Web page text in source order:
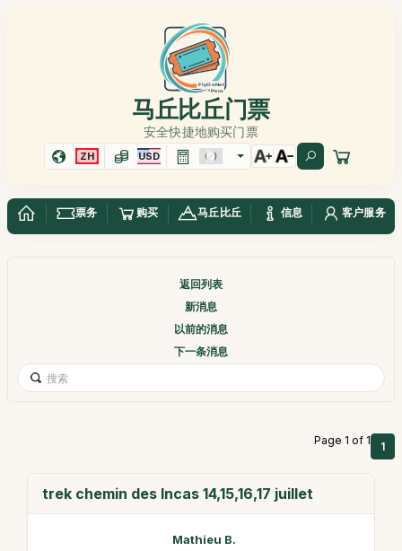
马丘比丘门票
安全快捷地购买门票
ZH USD
票务 购买 马丘比丘 信息 客户服务
返回列表
新消息
以前的消息
下一条消息
Page 1 of 1 1
trek chemin des Incas 14,15,16,17 juillet
Mathieu B.